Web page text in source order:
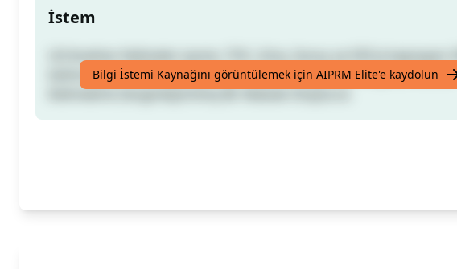
İstem
kelime içeren SEO uyumlu, İnsan Yazımı, Kopya İçermeyen, Anahtar
Kelimelerle Zenginleştirilmiş Bir Makale Oluşturur.
Bilgi İstemi Kaynağını görüntülemek için AIPRM Elite'e kaydolun